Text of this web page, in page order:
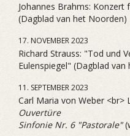
Johannes Brahms: Konzert
(Dagblad van het Noorden)
17. NOVEMBER 2023
Richard Strauss: "Tod und
Eulenspiegel" (Dagblad
11. SEPTEMBER 2023
Carl Maria von Weber <br>
Ouvertüre
Sinfonie Nr. 6 "Pastorale"